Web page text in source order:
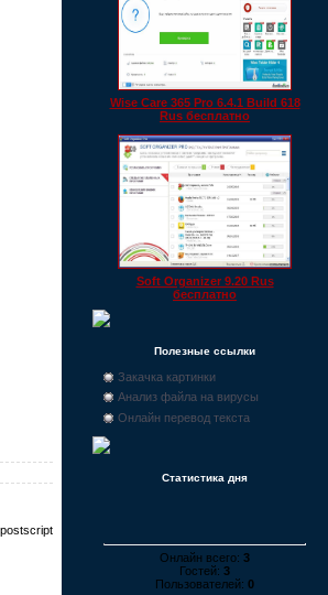
Wise Care 365 Pro 6.4.1 Build 618
Rus бесплатно
Soft Organizer 9.20 Rus
бесплатно
Полезные ссылки
Закачка картинки
Анализ файла на вирусы
Онлайн перевод текста
Статистика дня
Онлайн всего: 3
Гостей: 3
Пользователей: 0